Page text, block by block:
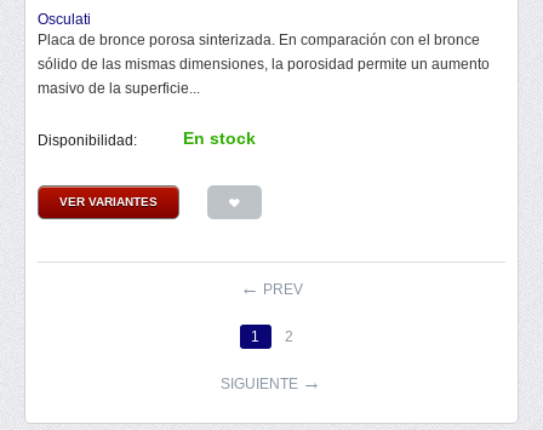
Osculati
Placa de bronce porosa sinterizada. En comparación con el bronce
sólido de las mismas dimensiones, la porosidad permite un aumento
masivo de la superficie...
Disponibilidad: En stock
VER VARIANTES
PREV
1 2
SIGUIENTE